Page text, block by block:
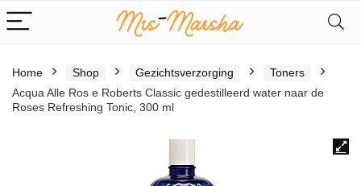
Home Shop Gezichtsverzorging
Toners
Acqua Alle Ros e Roberts Classic gedestilleerd water naar de
Roses Refreshing Tonic, 300 ml